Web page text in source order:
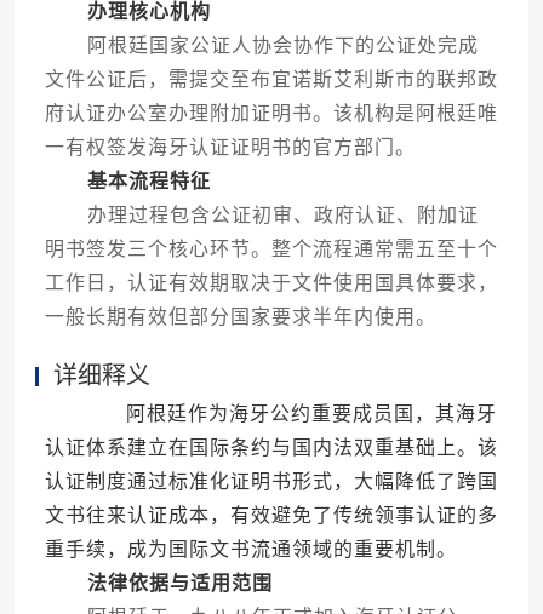
办理核心机构
阿根廷国家公证人协会协作下的公证处完成
文件公证后，需提交至布宜诺斯艾利斯市的联邦政
府认证办公室办理附加证明书。该机构是阿根廷唯
一有权签发海牙认证证明书的官方部门。
基本流程特征
办理过程包含公证初审、政府认证、附加证
明书签发三个核心环节。整个流程通常需五至十个
工作日，认证有效期取决于文件使用国具体要求，
一般长期有效但部分国家要求半年内使用。
详细释义
阿根廷作为海牙公约重要成员国，其海牙
认证体系建立在国际条约与国内法双重基础上。该
认证制度通过标准化证明书形式，大幅降低了跨国
文书往来认证成本，有效避免了传统领事认证的多
重手续，成为国际文书流通领域的重要机制。
法律依据与适用范围